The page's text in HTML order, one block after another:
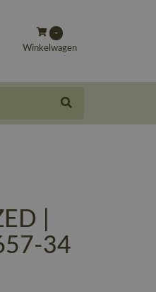
-
Winkelwagen
|
34